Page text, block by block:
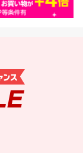
倍率に！
象になります。